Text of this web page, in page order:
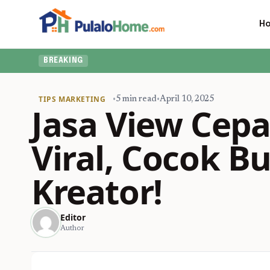
BREAKING
TIPS MARKETING •5 min read•April 10, 2025
Jasa View
Viral, Cocok
Kreator!
Editor
Author